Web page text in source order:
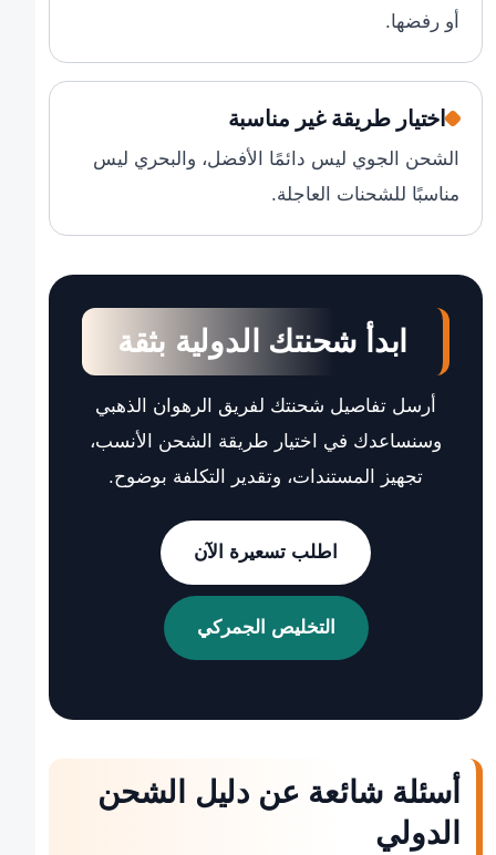
أو رفضها.
اختيار طريقة غير مناسبة
الشحن الجوي ليس دائمًا الأفضل، والبحري ليس
مناسبًا للشحنات العاجلة.
ابدأ شحنتك الدولية بثقة
أرسل تفاصيل شحنتك لفريق الرهوان الذهبي
وسنساعدك في اختيار طريقة الشحن الأنسب،
تجهيز المستندات، وتقدير التكلفة بوضوح.
اطلب تسعيرة الآن
التخليص الجمركي
أسئلة شائعة عن دليل الشحن
الدولي